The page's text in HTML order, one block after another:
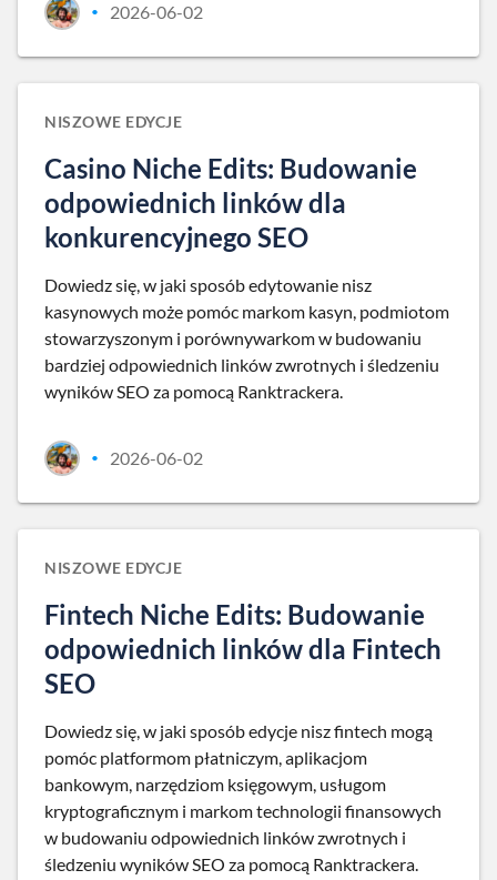
• 2026-06-02
NISZOWE EDYCJE
Casino Niche Edits: Budowanie
odpowiednich linków dla
konkurencyjnego SEO
Dowiedz się, w jaki sposób edytowanie nisz
kasynowych może pomóc markom kasyn, podmiotom
stowarzyszonym i porównywarkom w budowaniu
bardziej odpowiednich linków zwrotnych i śledzeniu
wyników SEO za pomocą Ranktrackera.
• 2026-06-02
NISZOWE EDYCJE
Fintech Niche Edits: Budowanie
odpowiednich linków dla Fintech
SEO
Dowiedz się, w jaki sposób edycje nisz fintech mogą
pomóc platformom płatniczym, aplikacjom
bankowym, narzędziom księgowym, usługom
kryptograficznym i markom technologii finansowych
w budowaniu odpowiednich linków zwrotnych i
śledzeniu wyników SEO za pomocą Ranktrackera.